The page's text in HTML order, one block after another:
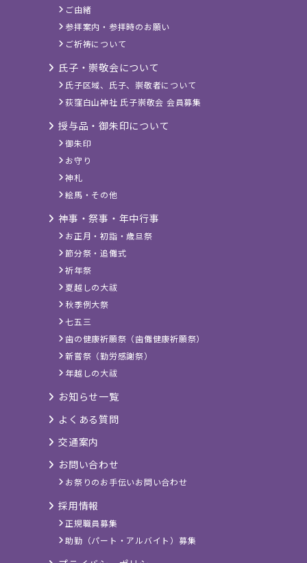
ご由緒
参拝案内・参拝時のお願い
ご祈祷について
氏子・崇敬会について
氏子区域、氏子、崇敬者について
荻窪白山神社 氏子崇敬会 会員募集
授与品・御朱印について
御朱印
お守り
神札
絵馬・その他
神事・祭事・年中行事
お正月・初詣・歳旦祭
節分祭・追儺式
祈年祭
夏越しの大祓
秋季例大祭
七五三
歯の健康祈願祭（歯儺健康祈願祭）
新嘗祭（勤労感謝祭）
年越しの大祓
お知らせ一覧
よくある質問
交通案内
お問い合わせ
お祭りのお手伝いお問い合わせ
採用情報
正規職員募集
助勤（パート・アルバイト）募集